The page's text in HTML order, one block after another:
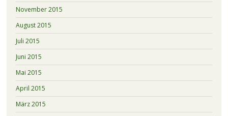
November 2015
August 2015
Juli 2015
Juni 2015
Mai 2015
April 2015
März 2015